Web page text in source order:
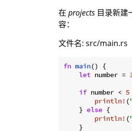
在 projects 目录新建
容：
文件名: src/main.rs
fn main() {
let number =
if number < 5
println! (
    }
else {
println! (
    }